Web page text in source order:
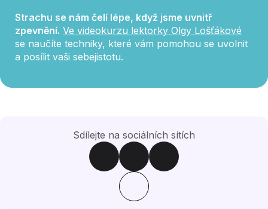
Strachu se nám čelí lépe, když jsme uvnitř
zpevnění. Ve videokurzu lektorky Olgy Lošťákové
se naučíte techniky, které vám pomohou se uvolnit
a posílit vaši sebejistotu.
Sdílejte na sociálních sítích